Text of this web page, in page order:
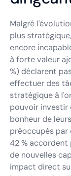
Malgré
plus
encore
à forte valeur
%) déclarent
effectuer des
stratégique à
pouvoir investir
bonheur de
préoccupés par
42 %
de nouvelles
impact direct